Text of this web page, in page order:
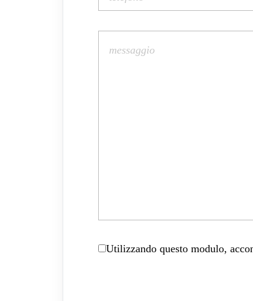
Utilizzando questo modulo,